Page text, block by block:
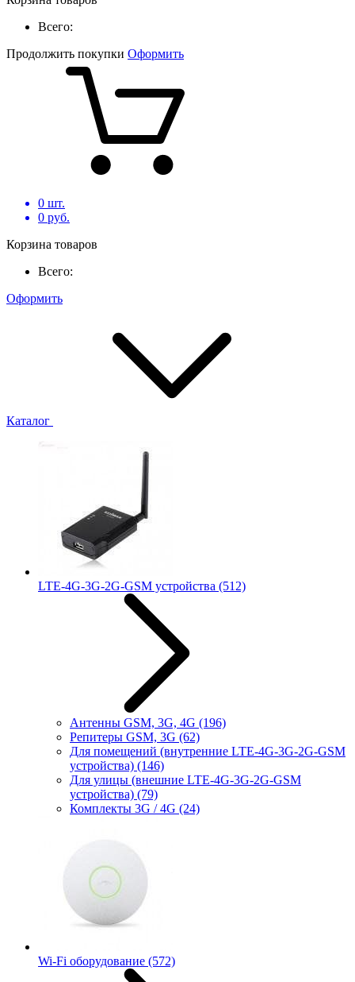
Всего:
Продолжить покупки Оформить
0 шт.
0 руб.
Корзина товаров
Всего:
Оформить
Каталог
LTE-4G-3G-2G-GSM устройства (512)
Антенны GSM, 3G, 4G (196)
Репитеры GSM, 3G (62)
Для помещений (внутренние LTE-4G-3G-2G-GSM
устройства) (146)
Для улицы (внешние LTE-4G-3G-2G-GSM
устройства) (79)
Комплекты 3G / 4G (24)
Wi-Fi оборудование (572)